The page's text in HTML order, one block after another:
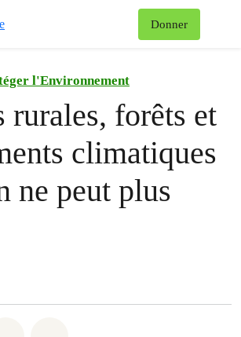
Donner
l'Environnement
rurales, forêts et
climatiques
ne peut plus